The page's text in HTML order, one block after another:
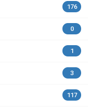
176
0
1
3
117